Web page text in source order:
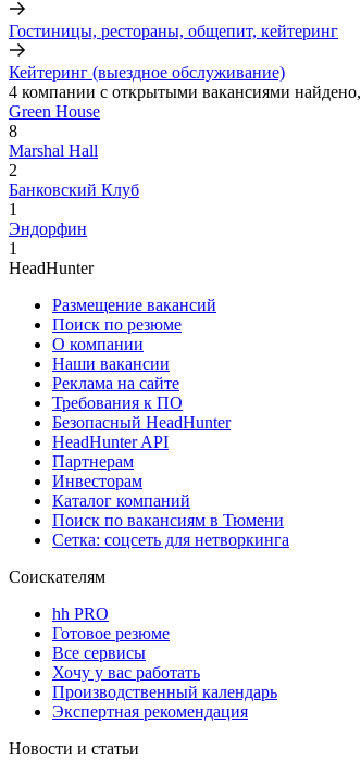
Гостиницы, рестораны, общепит, кейтеринг
Кейтеринг (выездное обслуживание)
4 компании с открытыми вакансиями найдено,
Green House
8
Marshal Hall
2
Банковский Клуб
1
Эндорфин
1
HeadHunter
Размещение вакансий
Поиск по резюме
О компании
Наши вакансии
Реклама на сайте
Требования к ПО
Безопасный HeadHunter
HeadHunter API
Партнерам
Инвесторам
Каталог компаний
Поиск по вакансиям в Тюмени
Сетка: соцсеть для нетворкинга
Соискателям
hh PRO
Готовое резюме
Все сервисы
Хочу у вас работать
Производственный календарь
Экспертная рекомендация
Новости и статьи